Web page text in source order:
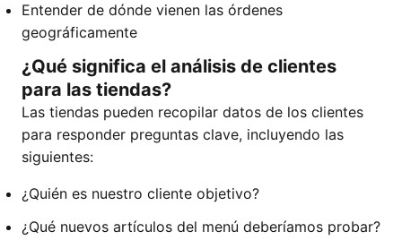
Entender de dónde vienen las órdenes
geográficamente
¿Qué significa el análisis de clientes
para las tiendas?
Las tiendas pueden recopilar datos de los clientes
para responder preguntas clave, incluyendo las
siguientes:
¿Quién es nuestro cliente objetivo?
¿Qué nuevos artículos del menú deberíamos probar?